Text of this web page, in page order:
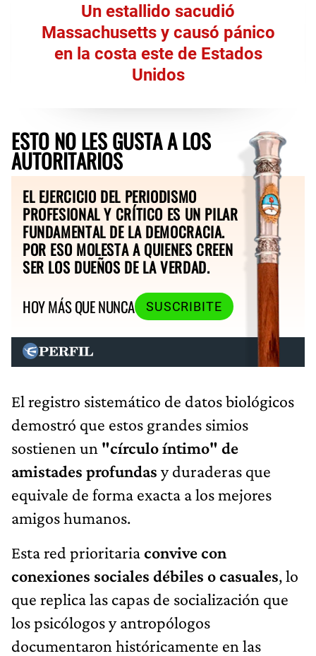
Un estallido sacudió
Massachusetts y causó pánico
en la costa este de Estados
Unidos
ESTO NO LES GUSTA A LOS
AUTORITARIOS
EL EJERCICIO DEL PERIODISMO
PROFESIONAL Y CRÍTICO ES UN PILAR
FUNDAMENTAL DE LA DEMOCRACIA.
POR ESO MOLESTA A QUIENES CREEN
SER LOS DUEÑOS DE LA VERDAD.
HOY MÁS QUE NUNCA
SUSCRIBITE
El registro sistemático de datos biológicos
demostró que estos grandes simios
sostienen un "círculo íntimo" de
amistades profundas y duraderas que
equivale de forma exacta a los mejores
amigos humanos.
Esta red prioritariaconvive con
conexiones sociales débiles o casuales, lo
que replica las capas de socialización que
los psicólogos y antropólogos
documentaron históricamente en las